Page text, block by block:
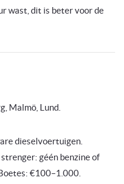
wast, dit is beter voor de
Malmö, Lund.
dieselvoertuigen.
géén benzine of
€100–1.000.